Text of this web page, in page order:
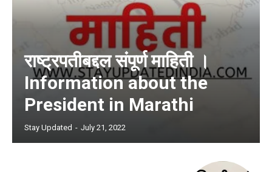
राष्ट्रपतीबद्दल संपूर्ण माहिती ।
Information about the
President in Marathi
Stay Updated - July 21, 2022